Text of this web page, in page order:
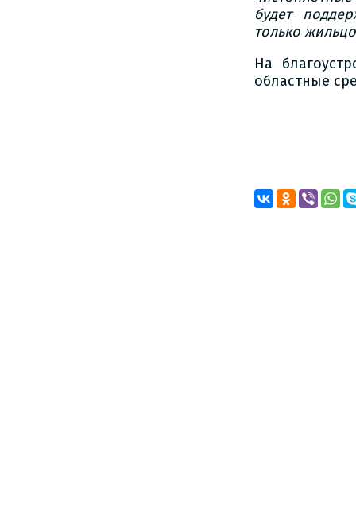
будет
только
На
областные